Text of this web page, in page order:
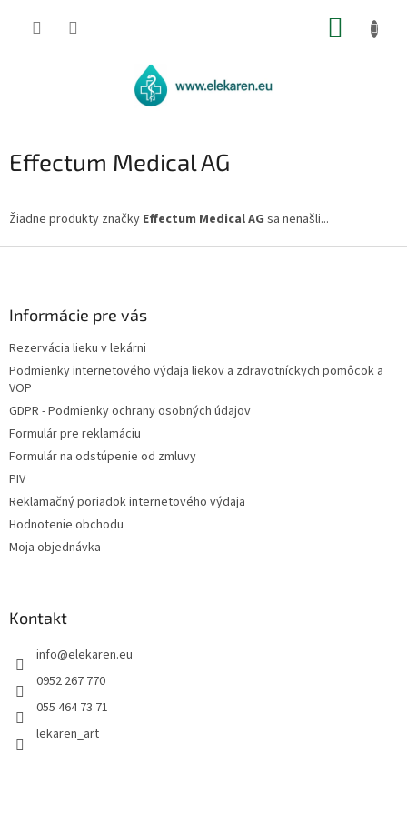
Effectum Medical AG
Žiadne produkty značky Effectum Medical AG sa nenašli...
Informácie pre vás
Rezervácia lieku v lekárni
Podmienky internetového výdaja liekov a zdravotníckych pomôcok a
VOP
GDPR - Podmienky ochrany osobných údajov
Formulár pre reklamáciu
Formulár na odstúpenie od zmluvy
PIV
Reklamačný poriadok internetového výdaja
Hodnotenie obchodu
Moja objednávka
Kontakt
info@elekaren.eu
0952 267 770
055 464 73 71
lekaren_art